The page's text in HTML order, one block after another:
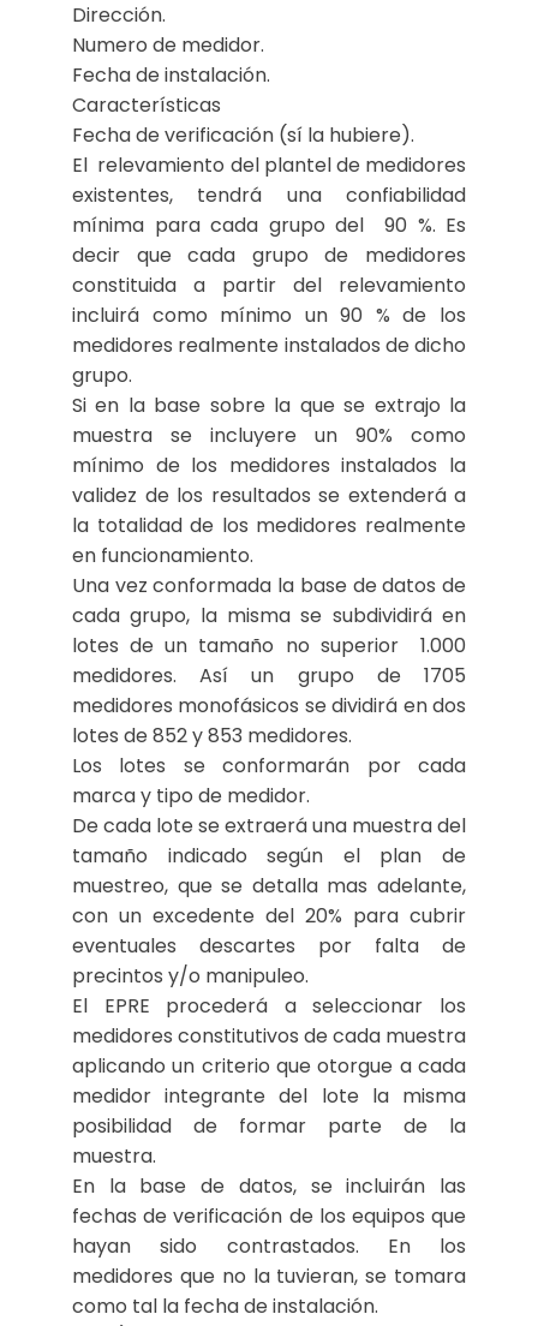
Dirección.
Numero de medidor.
Fecha de instalación.
Características
Fecha de verificación (sí la hubiere).
El relevamiento del plantel de medidores
existentes, tendrá una confiabilidad
mínima para cada grupo del 90 %. Es
decir que cada grupo de medidores
constituida a partir del relevamiento
incluirá como mínimo un 90 % de los
medidores realmente instalados de dicho
grupo.
Si en la base sobre la que se extrajo la
muestra se incluyere un 90% como
mínimo de los medidores instalados la
validez de los resultados se extenderá a
la totalidad de los medidores realmente
en funcionamiento.
Una vez conformada la base de datos de
cada grupo, la misma se subdividirá en
lotes de un tamaño no superior 1.000
medidores. Así un grupo de 1705
medidores monofásicos se dividirá en dos
lotes de 852 y 853 medidores.
Los lotes se conformarán por cada
marca y tipo de medidor.
De cada lote se extraerá una muestra del
tamaño indicado según el plan de
muestreo, que se detalla mas adelante,
con un excedente del 20% para cubrir
eventuales descartes por falta de
precintos y/o manipuleo.
El EPRE procederá a seleccionar los
medidores constitutivos de cada muestra
aplicando un criterio que otorgue a cada
medidor integrante del lote la misma
posibilidad de formar parte de la
muestra.
En la base de datos, se incluirán las
fechas de verificación de los equipos que
hayan sido contrastados. En los
medidores que no la tuvieran, se tomara
como tal la fecha de instalación.